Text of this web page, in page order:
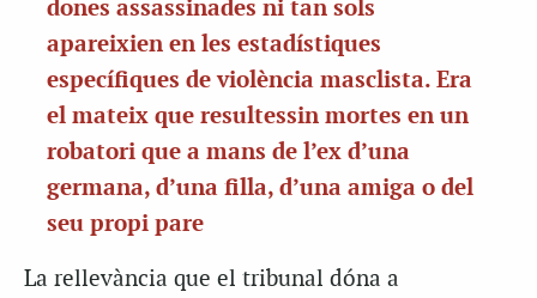
dones assassinades ni tan sols
apareixien en les estadístiques
específiques de violència masclista. Era
el mateix que resultessin mortes en un
robatori que a mans de l’ex d’una
germana, d’una filla, d’una amiga o del
seu propi pare
La rellevància que el tribunal dóna a